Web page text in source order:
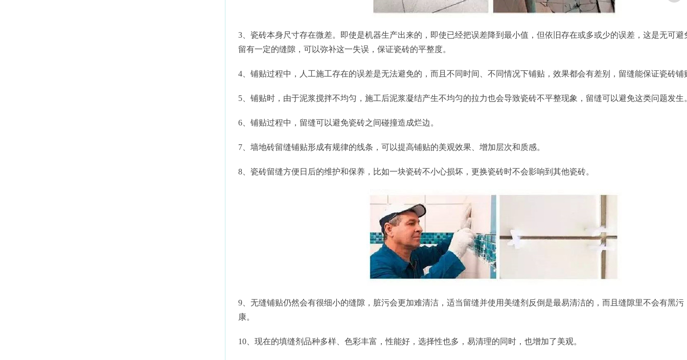
3、瓷砖本身尺寸存在微差。即使是机器生产出来的，即使已经把误差降到最小值，但依旧存在或多或少的误差，这是无可避
留有一定的缝隙，可以弥补这一失误，保证瓷砖的平整度。
4、铺贴过程中，人工施工存在的误差是无法避免的，而且不同时间、不同情况下铺贴，效果都会有差别，留缝能保证瓷砖铺
5、铺贴时，由于泥浆搅拌不均匀，施工后泥浆凝结产生不均匀的拉力也会导致瓷砖不平整现象，留缝可以避免这类问题发生
6、铺贴过程中，留缝可以避免瓷砖之间碰撞造成烂边。
7、墙地砖留缝铺贴形成有规律的线条，可以提高铺贴的美观效果、增加层次和质感。
8、瓷砖留缝方便日后的维护和保养，比如一块瓷砖不小心损坏，更换瓷砖时不会影响到其他瓷砖。
9、无缝铺贴仍然会有很细小的缝隙，脏污会更加难清洁，适当留缝并使用美缝剂反倒是最易清洁的，而且缝隙里不会有黑污
康。
10、现在的填缝剂品种多样、色彩丰富，性能好，选择性也多，易清理的同时，也增加了美观。